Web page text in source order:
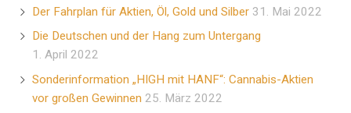
Der Fahrplan für Aktien, Öl, Gold und Silber 31. Mai 2022
Die Deutschen und der Hang zum Untergang
1. April 2022
Sonderinformation „HIGH mit HANF“: Cannabis-Aktien
vor großen Gewinnen 25. März 2022